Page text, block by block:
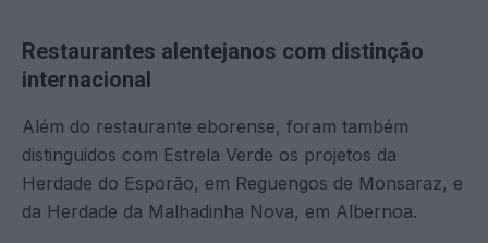
Restaurantes alentejanos com distinção
internacional
Além do restaurante eborense, foram também
distinguidos com Estrela Verde os projetos da
Herdade do Esporão, em Reguengos de Monsaraz, e
da Herdade da Malhadinha Nova, em Albernoa.